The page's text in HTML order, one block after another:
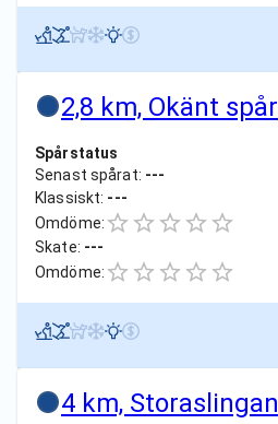
2,8 km, Okänt spår
Spårstatus
Senast spårat: ---
Klassiskt: ---
Omdöme:
Skate: ---
Omdöme:
4 km, Storaslingan